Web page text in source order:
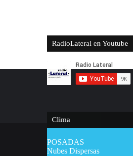
RadioLateral en Youtube
Clima
POSADAS
Nubes Dispersas